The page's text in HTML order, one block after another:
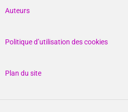
Auteurs
Politique d’utilisation des cookies
Plan du site